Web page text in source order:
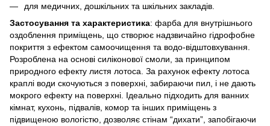
для медичних, дошкільних та шкільних закладів.
Застосування та характеристика: фарба для внутрішнього
оздоблення приміщень, що створює надзвичайно гідрофобне
покриття з ефектом самоочищення та водо-відштовхування.
Розроблена на основі силіконової смоли, за принципом
природного ефекту листя лотоса. За рахунок ефекту лотоса
краплі води скочуються з поверхні, забираючи пил, і не дають
мокрого ефекту на поверхні. Ідеально підходить для ванних
кімнат, кухонь, підвалів, комор та інших приміщень з
підвищеною вологістю, дозволяє стінам “дихати”, запобігаючи